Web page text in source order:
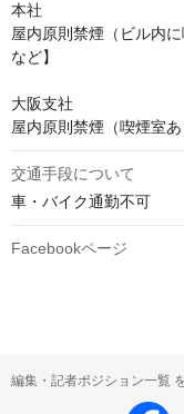
本社
屋内原則禁煙（ビル内
など】
大阪支社
交通手段について
車・バイク通勤不可
Facebookページ
編集・記者ポジション一覧